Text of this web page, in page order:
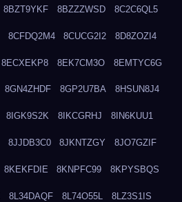
8BZT9YKF 8BZZZWSD 8C2C6QL5
8CFDQ2M4 8CUCG2I2 8D8ZOZI4
8ECXEKP8 8EK7CM3O 8EMTYC6G
8GN4ZHDF 8GP2U7BA 8HSUN8J4
8IGK9S2K 8IKCGRHJ 8IN6KUU1
8JJDB3C0 8JKNTZGY 8JO7GZIF
8KEKFDIE 8KNPFC99 8KPYSBQS
8L34DAQF 8L74O55L 8LZ3S1IS